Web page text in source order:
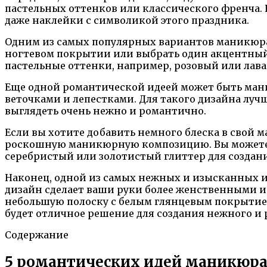
пастельных оттенков или классического
даже наклейки с символикой этого праздника.
Одним из самых популярных вариантов
ногтевом покрытии или выбрать один
пастельные оттенки, например, розовый или
Еще одной романтической идеей может быть
веточками и лепестками. Для такого дизайна
выглядеть очень нежно и романтично.
Если вы хотите добавить немного блеска в
роскошную маникюрную композицию. Вы можете
серебристый или золотистый глиттер для
Наконец, одной из самых нежных и изысканных
дизайн сделает ваши руки более
небольшую полоску с белым глянцевым
будет отличное решение для создания нежного и
Содержание
5 романтических идей